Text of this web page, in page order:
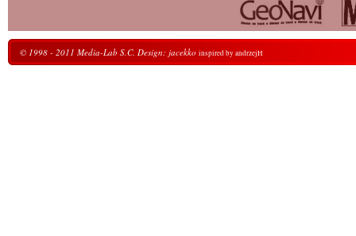
© 1998 - 2011 Media-Lab S.C. Design: jacekko inspired by andrzejH